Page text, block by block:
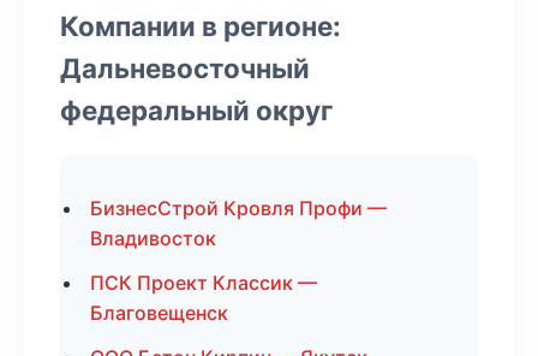
Компании в регионе:
Дальневосточный
федеральный округ
БизнесСтрой Кровля Профи —
Владивосток
ПСК Проект Классик —
Благовещенск